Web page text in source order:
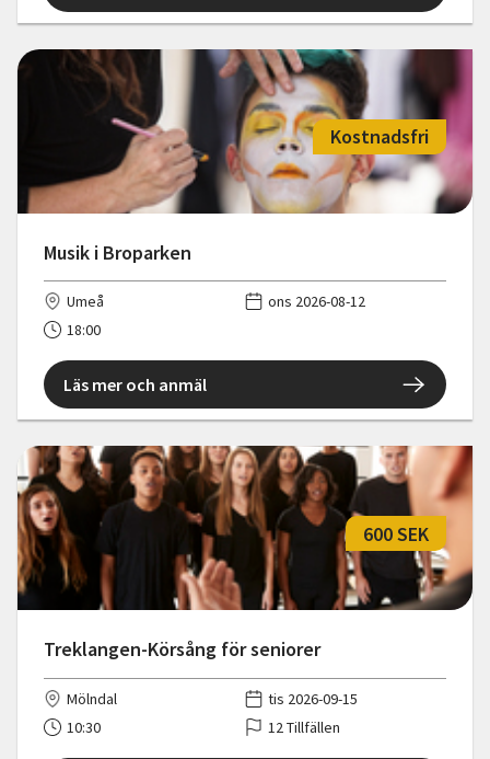
Musik i Broparken
Kostnadsfri
Umeå
ons 2026-08-12
18:00
Läs mer och anmäl
Treklangen-Körsång för seniorer
600 SEK
Mölndal
tis 2026-09-15
10:30
12 Tillfällen